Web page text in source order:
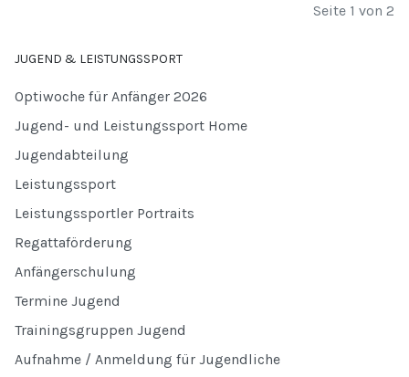
Seite 1 von 2
JUGEND & LEISTUNGSSPORT
Optiwoche für Anfänger 2026
Jugend- und Leistungssport Home
Jugendabteilung
Leistungssport
Leistungssportler Portraits
Regattaförderung
Anfängerschulung
Termine Jugend
Trainingsgruppen Jugend
Aufnahme / Anmeldung für Jugendliche